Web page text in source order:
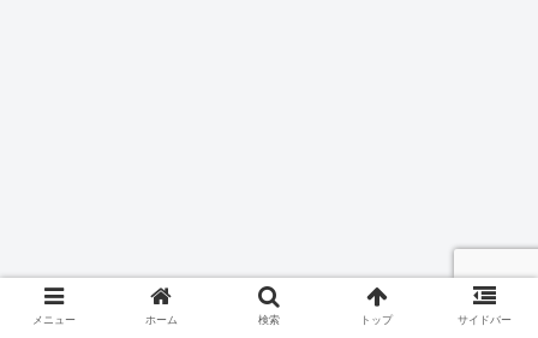
メニュー ホーム 検索 トップ サイドバー